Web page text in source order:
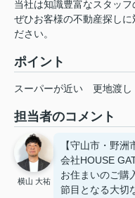
当社は知識豊富なスタッフ
ぜひお客様の不動産探し
ださい。
ポイント
スーパーが近い 更地渡し
担当者のコメント
横山 大祐
【守山市・野
会社HOUSE
お住まいのご購
節目となる大切